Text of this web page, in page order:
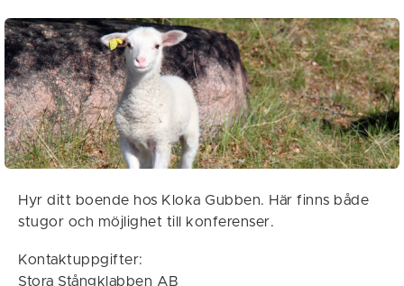
Hyr ditt boende hos Kloka Gubben. Här finns både
stugor och möjlighet till konferenser.
Kontaktuppgifter:
Stora Stångklabben AB